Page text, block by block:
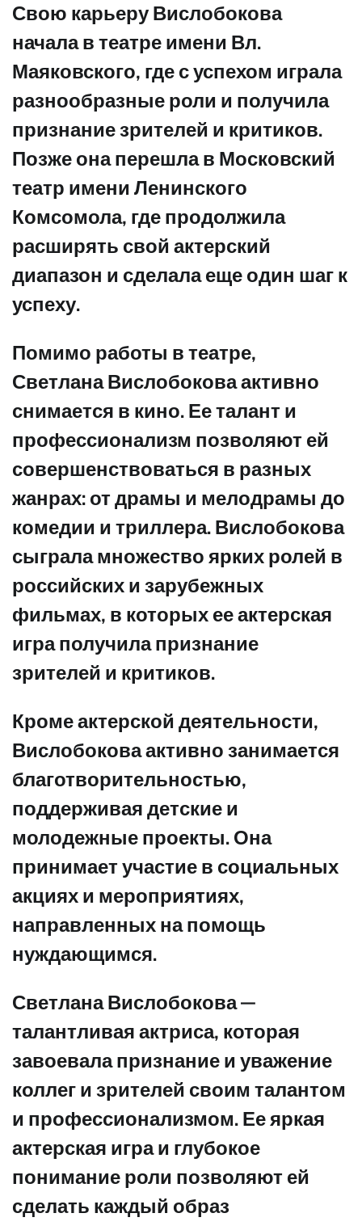
Свою карьеру Вислобокова
начала в театре имени Вл.
Маяковского, где с успехом играла
разнообразные роли и получила
признание зрителей и критиков.
Позже она перешла в Московский
театр имени Ленинского
Комсомола, где продолжила
расширять свой актерский
диапазон и сделала еще один шаг к
успеху.
Помимо работы в театре,
Светлана Вислобокова активно
снимается в кино. Ее талант и
профессионализм позволяют ей
совершенствоваться в разных
жанрах: от драмы и мелодрамы до
комедии и триллера. Вислобокова
сыграла множество ярких ролей в
российских и зарубежных
фильмах, в которых ее актерская
игра получила признание
зрителей и критиков.
Кроме актерской деятельности,
Вислобокова активно занимается
благотворительностью,
поддерживая детские и
молодежные проекты. Она
принимает участие в социальных
акциях и мероприятиях,
направленных на помощь
нуждающимся.
Светлана Вислобокова —
талантливая актриса, которая
завоевала признание и уважение
коллег и зрителей своим талантом
и профессионализмом. Ее яркая
актерская игра и глубокое
понимание роли позволяют ей
сделать каждый образ